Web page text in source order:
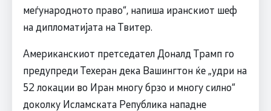
меѓународното право“, напиша иранскиот шеф
на дипломатијата на Твитер.
Американскиот претседател Доналд Трамп го
предупреди Техеран дека Вашингтон ќе „удри на
52 локации во Иран многу брзо и многу силно“
доколку Исламската Република нападне